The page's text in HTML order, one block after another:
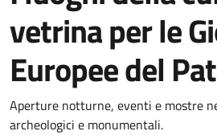
vetrina per le
Europee del
Dettagli della
Aperture notturne, eventi e mostre
archeologici e monumentali.